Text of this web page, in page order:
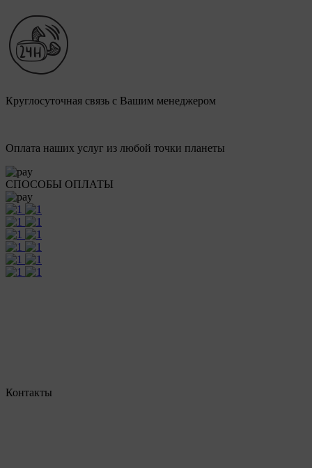
Круглосуточная связь с Вашим менеджером
Оплата наших услуг из любой точки планеты
СПОСОБЫ ОПЛАТЫ
Контакты